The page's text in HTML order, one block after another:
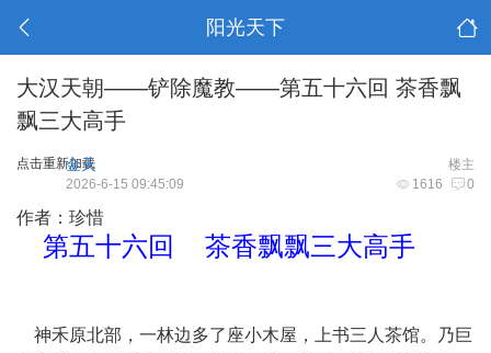
阳光天下
大汉天朝——铲除魔教——第五十六回 茶香飘
飘三大高手
点击重新加载 楼主
金天
1616 0
2026-6-15 09:45:09
作者：珍惜
第五十六回 茶香飘飘三大高手
神禾原北部，一林边多了座小木屋，上书三人茶馆。乃巨